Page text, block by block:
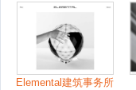
Elemental建筑事务所